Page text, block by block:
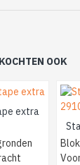
OOK
extra